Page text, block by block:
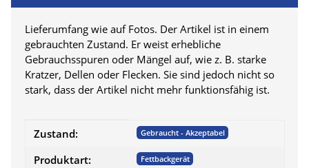
Lieferumfang wie auf Fotos. Der Artikel ist in einem
gebrauchten Zustand. Er weist erhebliche
Gebrauchsspuren oder Mängel auf, wie z. B. starke
Kratzer, Dellen oder Flecken. Sie sind jedoch nicht so
stark, dass der Artikel nicht mehr funktionsfähig ist.
Produkteigenschaft
Wert
Zustand: Gebraucht - Akzeptabel
Produktart: Fettbackgerät